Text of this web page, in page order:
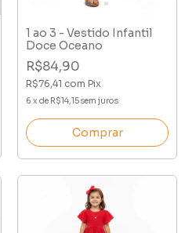
1 ao 3 - Vestido Infantil
Doce Oceano
R$84,90
R$76,41 com Pix
6 x de R$14,15sem juros
Comprar